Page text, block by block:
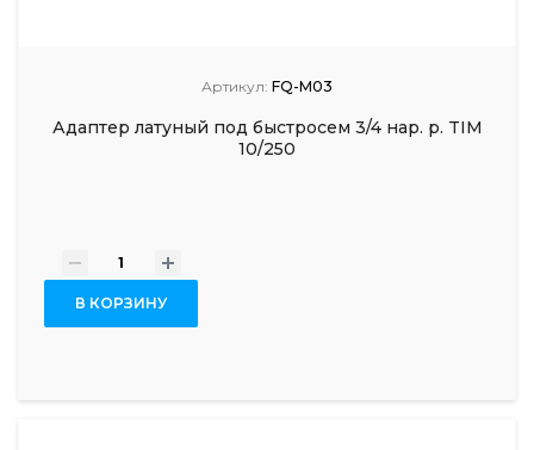
Артикул: FQ-M03
Адаптер латуный под быстросем 3/4 нар. р. TIM
10/250
- +
В КОРЗИНУ